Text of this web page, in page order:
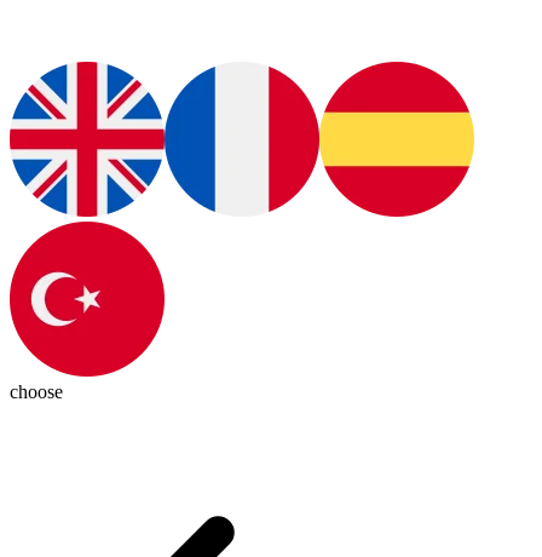
choose